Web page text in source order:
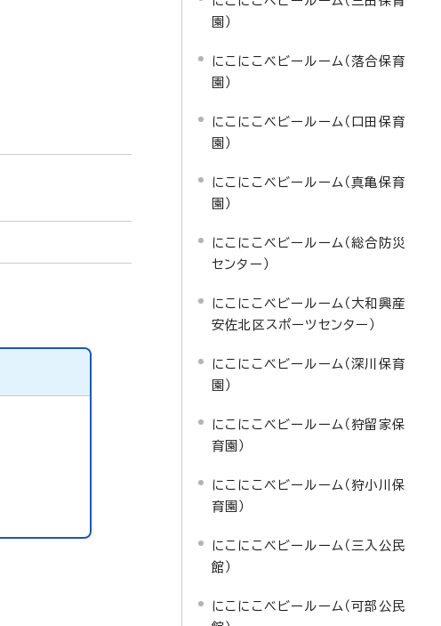
園）
にこにこベビールーム（落合保育
園）
にこにこベビールーム（口田保育
園）
にこにこベビールーム（真亀保育
園）
にこにこベビールーム（総合防災
センター）
にこにこベビールーム（大和興産
安佐北区スポーツセンター）
にこにこベビールーム（深川保育
園）
にこにこベビールーム（狩留家保
育園）
にこにこベビールーム（狩小川保
育園）
にこにこベビールーム（三入公民
館）
にこにこベビールーム（可部公民